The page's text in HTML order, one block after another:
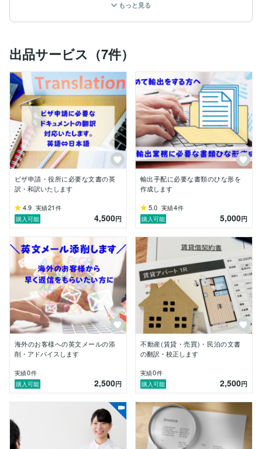
＊　海外の取引先に問い合わせメールを送っても、なか
なかこちらの得たい回答が返ってこない。
*　 英文メールを書くのに時間がかかってしまい、仕事
がなかなか進まない。
このような、海外との英語でのコミュニケーション、貿
易業務のサポートが必要な場面に対応いたします。
スムーズなコミュニケーションで、仕事を楽に進めませ
んか？
これまでメーカー・商社にて貿易事務/海外営業20年の
経験があります。
輸入・輸出双方経験しておりますので、バイヤーとし
て、セラーとしてどちらの立場でもコミュニケーション
が可能です。
長年の海外ビジネスの経験も踏まえ、ただ訳すだけでは
ない、ビジネスとしてのやり取りの勘所を押さえたコミ
ュニケーションのサポートをします。貿易・国際物流の
知識が必要な場面にも対応いたします。
もちろん輸出・輸入以外でも、海外のお客様とやり取り
が必要な場合も、ぜひご相談ください。
【これまでの経験】
●　輸出入貿易取引の英文コミュニケーション
●　輸出入貿易取引の書類作成
●　国内メーカーの海外営業担当として、海外代理店と
の新規構築・交渉
●　輸入品の海外販売先との交渉取引
●　海外からの取引先監査対応・通訳
もっと見る
出品サービス（7件）
ビザ申請・役所に必要な文書の英
訳・和訳いたします
4.9 実績21 件
購入可能
4,500円
輸出手配に必要な書類のひな形を
作成します
5.0 実績4件
購入可能
5,000円
海外のお客様への英文メールの添
削・アドバイスします
実績0件
購入可能
2,500円
不動産(賃貸・売買)・民泊の文書
の翻訳・校正します
実績0件
購入可能
2,500円